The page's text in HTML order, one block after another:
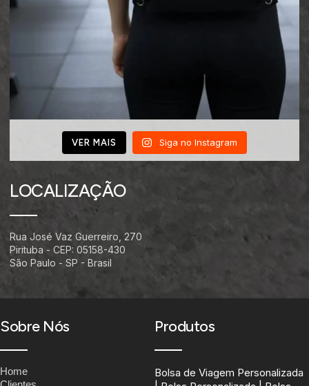
VER MAIS Siga no Instagram
LOCALIZAÇÃO
Rua José Vaz Guerreiro, 270
Pirituba - CEP: 05158-430
São Paulo - SP - Brasil
Sobre Nós
Home
Produtos
Bolsa de Viagem Personalizada